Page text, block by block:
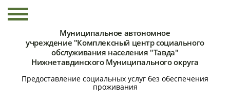
Муниципальное автономное
учреждение "Комплексный центр социального
обслуживания населения "Тавда"
Нижнетавдинского Муниципального округа
Предоставление социальных услуг без обеспечения
проживания